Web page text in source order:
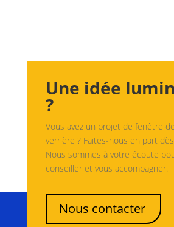
Une idée
?
Vous avez un projet de fenêtre
verrière ? Faites-nous en part
Nous sommes à votre écoute
conseiller et vous accompagner.
Nous contacter